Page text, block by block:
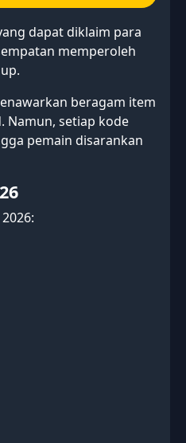
dapat diklaim para
memperoleh
beragam item
Namun, setiap kode
pemain disarankan